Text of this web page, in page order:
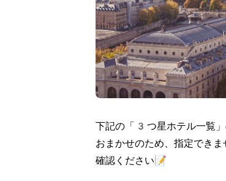
下記の「3つ星ホテル一覧
おまかせのため、指定でき
確認ください📝